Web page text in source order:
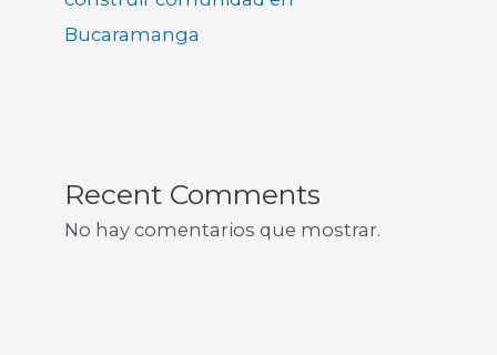
Bucaramanga
Recent Comments
No hay comentarios que mostrar.